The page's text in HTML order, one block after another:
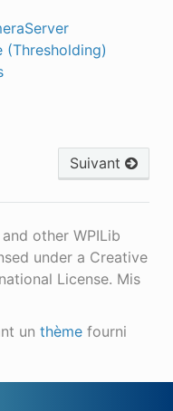
(Thresholding)
Suivant
other WPILib
under a Creative
License. Mis
un thèmefourni